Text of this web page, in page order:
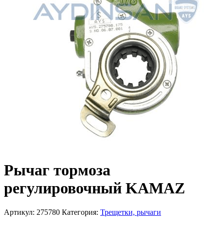
Рычаг тормоза
регулировочный KAMAZ
Артикул: 275780 Категория: Трещетки, рычаги